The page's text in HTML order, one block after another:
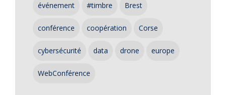
événement #timbre Brest
conférence coopération Corse
cybersécurité data drone europe
WebConférence